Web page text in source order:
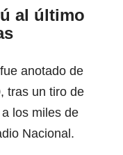
al último
anotado de
tras un tiro de
los miles de
Nacional.